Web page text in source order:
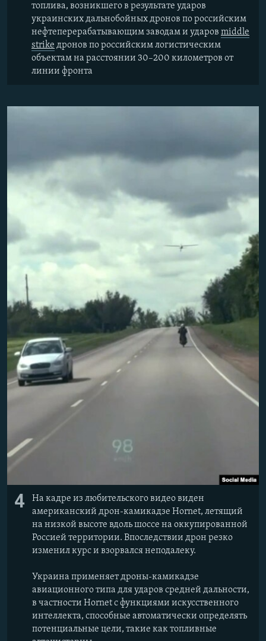
топлива, возникшего в результате ударов
украинских дальнобойных дронов по российским
нефтеперерабатывающим заводам и ударов middle
strike дронов по российским логистическим
объектам на расстоянии 30–200 километров от
линии фронта
4
На кадре из любительского видео виден
американский дрон-камикадзе Hornet, летящий
на низкой высоте вдоль шоссе на оккупированной
Россией территории. Впоследствии дрон резко
изменил курс и взорвался неподалеку.
Украина применяет дроны-камикадзе
авиационного типа для ударов средней дальности,
в частности Hornet с функциями искусственного
интеллекта, способные автоматически определять
потенциальные цели, такие как топливные